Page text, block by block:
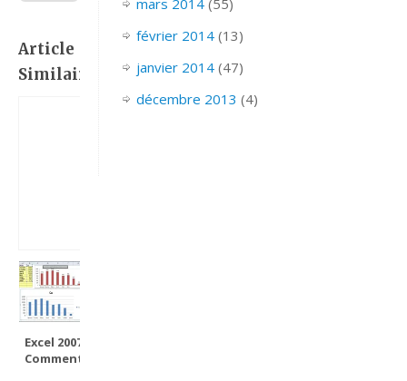
Article
Similaire:
Excel 2007 :
Comment faire
mars 2014(55)
février 2014(13)
janvier 2014(47)
décembre 2013 (4)